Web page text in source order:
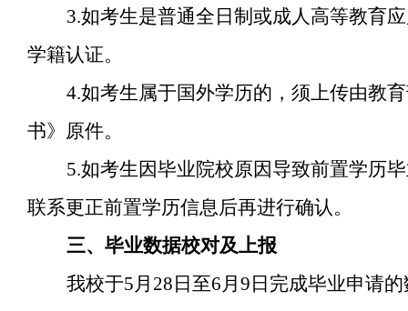
3.如考生是普通全日制或成人高等教育
学籍认证。
4.如考生属于国外学历的，须上传由教
书》原件。
5.如考生因毕业院校原因导致前置学历
联系更正前置学历信息后再进行确认。
三、毕业数据校对及上报
我校于5月28日至6月9日完成毕业申请